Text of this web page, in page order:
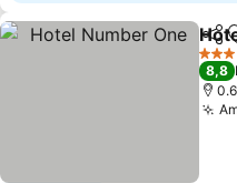
Jaa
3
8,8